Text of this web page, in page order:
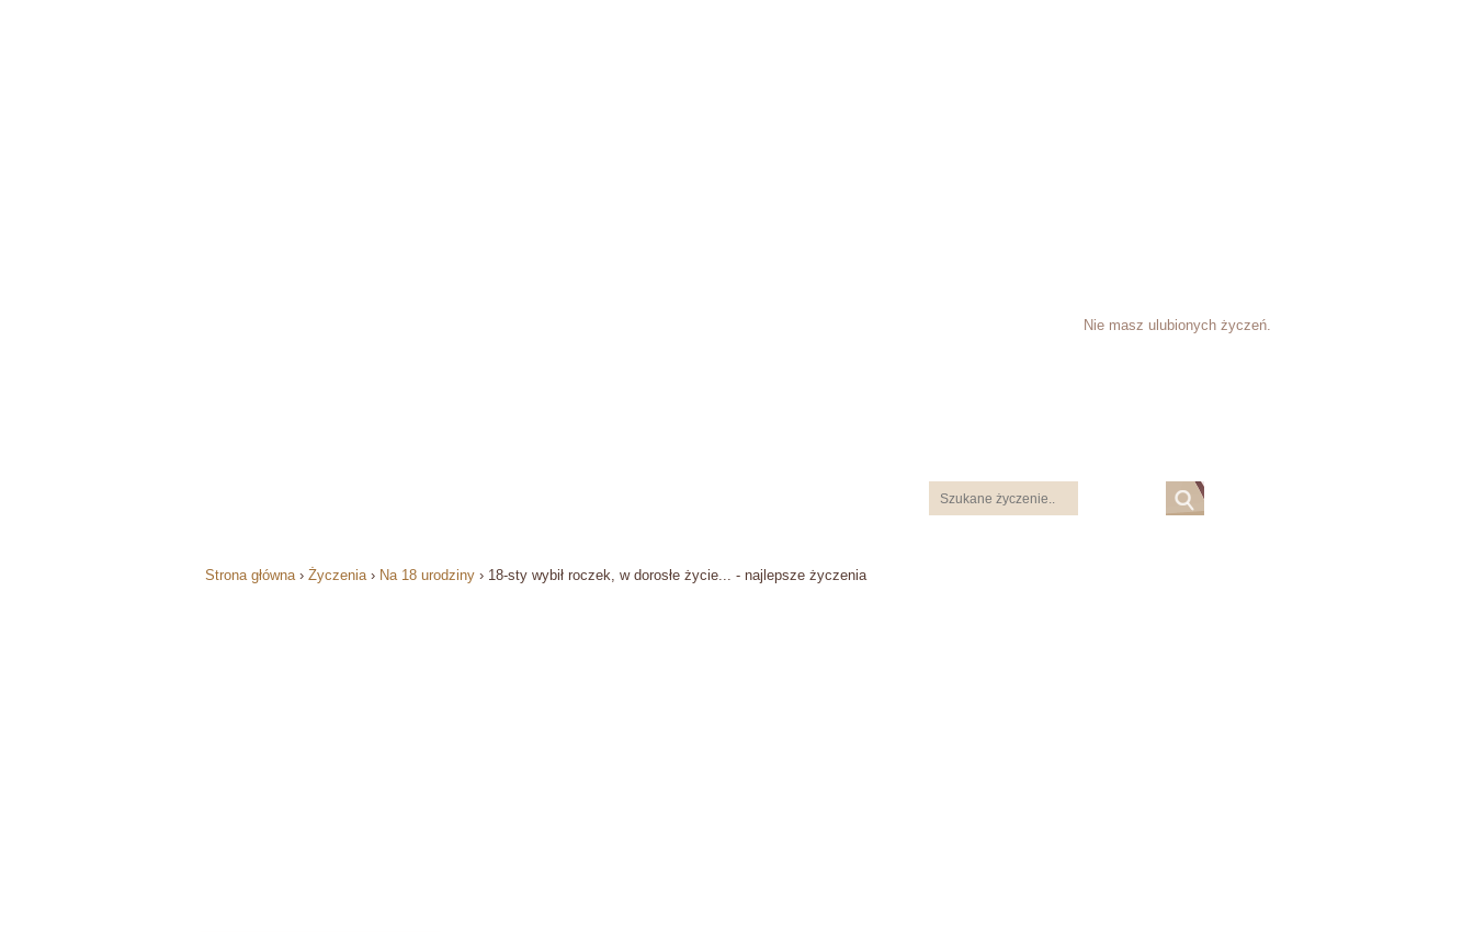
Nie masz ulubionych życzeń.
Strona główna › Życzenia › Na 18 urodziny › 18-sty wybił roczek, w dorosłe życie... - najlepsze życzenia